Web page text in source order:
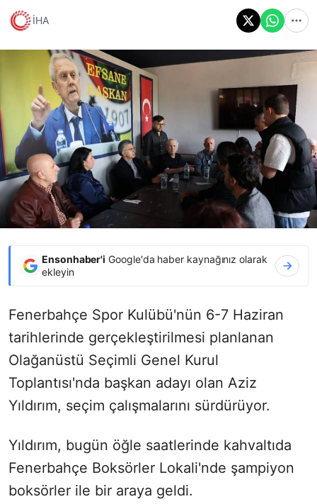
İHA
Ensonhaber'i Google'da haber kaynağınız olarak
ekleyin
Fenerbahçe Spor Kulübü'nün 6-7 Haziran
tarihlerinde gerçekleştirilmesi planlanan
Olağanüstü Seçimli Genel Kurul
Toplantısı'nda başkan adayı olan Aziz
Yıldırım, seçim çalışmalarını sürdürüyor.
Yıldırım, bugün öğle saatlerinde kahvaltıda
Fenerbahçe Boksörler Lokali'nde şampiyon
boksörler ile bir araya geldi.